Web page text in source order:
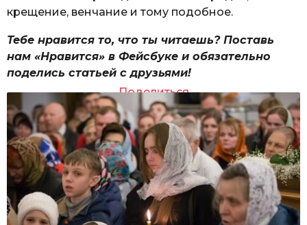
крещение, венчание и тому подобное.
Тебе нравится то, что ты читаешь? Поставь
нам «Нравится» в Фейсбуке и обязательно
поделись статьей с друзьями!
Поделиться